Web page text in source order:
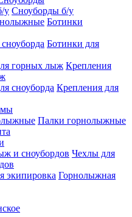
Сноуборды б/у
Ботинки
Ботинки для
Крепления
Крепления для
Палки горнолыжные
Чехлы для
Горнолыжная